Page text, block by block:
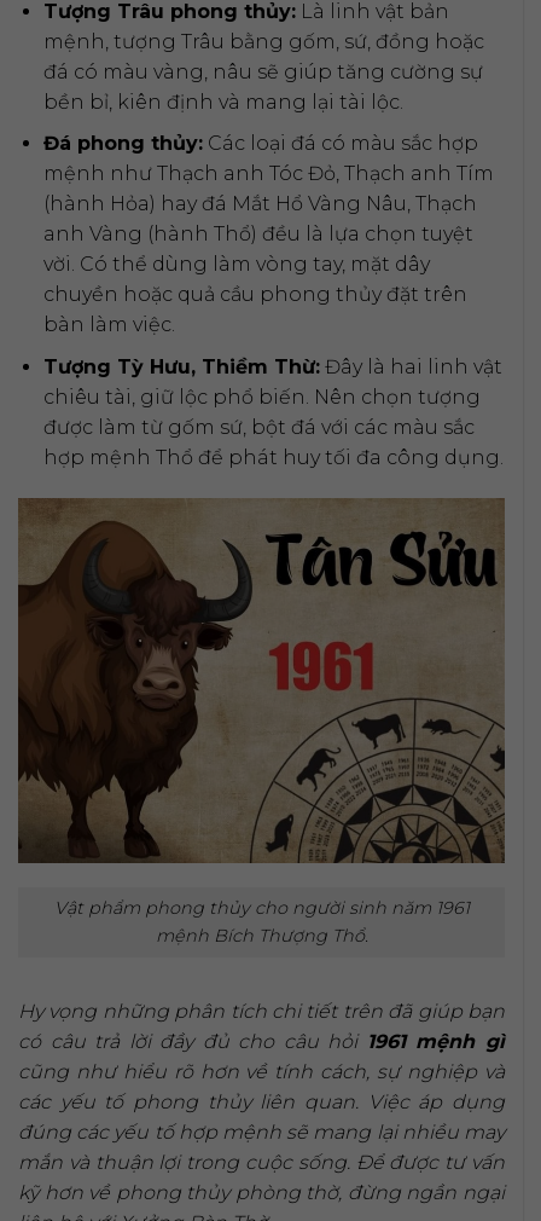
Tượng Trâu phong thủy:Là linh vật bản
mệnh, tượng Trâu bằng gốm, sứ, đồng hoặc
đá có màu vàng, nâu sẽ giúp tăng cường sự
bền bỉ, kiên định và mang lại tài lộc.
Đá phong thủy:Các loại đá có màu sắc hợp
mệnh như Thạch anh Tóc Đỏ, Thạch anh Tím
(hành Hỏa) hay đá Mắt Hổ Vàng Nâu, Thạch
anh Vàng (hành Thổ) đều là lựa chọn tuyệt
vời. Có thể dùng làm vòng tay, mặt dây
chuyền hoặc quả cầu phong thủy đặt trên
bàn làm việc.
Tượng Tỳ Hưu, Thiềm Thừ:Đây là hai linh vật
chiêu tài, giữ lộc phổ biến. Nên chọn tượng
được làm từ gốm sứ, bột đá với các màu sắc
hợp mệnh Thổ để phát huy tối đa công dụng.
Vật phẩm phong thủy cho người sinh năm 1961
mệnh Bích Thượng Thổ.
Hy vọng những phân tích chi tiết trên đã giúp bạn
có câu trả lời đầy đủ cho câu hỏi 1961 mệnh gì
cũng như hiểu rõ hơn về tính cách, sự nghiệp và
các yếu tố phong thủy liên quan. Việc áp dụng
đúng các yếu tố hợp mệnh sẽ mang lại nhiều may
mắn và thuận lợi trong cuộc sống. Để được tư vấn
kỹ hơn về phong thủy phòng thờ, đừng ngần ngại